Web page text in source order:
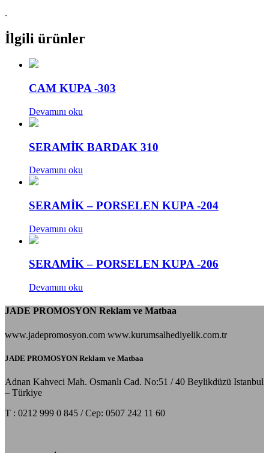
.
İlgili ürünler
CAM KUPA -303
Devamını oku
SERAMİK BARDAK 310
Devamını oku
SERAMİK – PORSELEN KUPA -204
Devamını oku
SERAMİK – PORSELEN KUPA -206
Devamını oku
JADE PROMOSYON Reklam ve Matbaa
www.jadepromosyon.com www.kurumsalhediyelik.com.tr
JADE PROMOSYON Reklam ve Matbaa
Adnan Kahveci Mah. Osmanlı Cad. No:51 / 40 Beylikdüzü Istanbul
– Türkiye
T : 0212 999 0 845 / Cep: 0507 242 11 60